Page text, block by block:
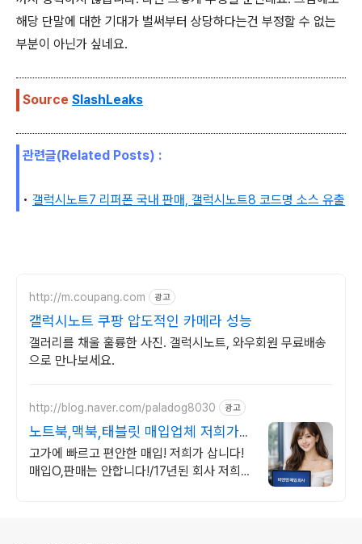
해당 단말에 대한 기대가 벌써부터 상당하다는건 부정할 수 없는
부분이 아닌가 싶네요.
Source SlashLeaks
관련글(Related Posts) :
• 갤럭시노트7 리퍼폰 국내 판매, 갤럭시노트8 코드명 소스 유출
http://m.coupang.com 광고
갤럭시노트 쿠팡 압도적인 카메라 성능
갤러리를 채울 훌륭한 사진. 갤럭시노트, 와우회원 무료배송
으로 만나보세요.
http://blog.naver.com/paladog8030 광고
노트북,맥북,태블릿 매입업체 저희가
삽니다! 매입O판매X
고가에 빠르고 편안한 매입! 저희가 삽니다!
매입O,판매는 안합니다!/17년된 회사 저희가